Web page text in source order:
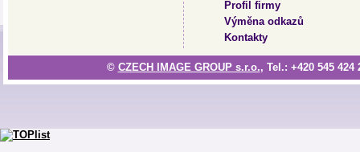
Profil firmy
Výměna odkazů
Kontakty
© CZECH IMAGE GROUP s.r.o., Tel.: +420 545